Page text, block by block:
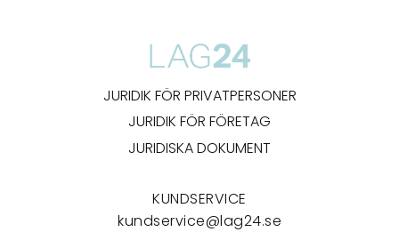
JURIDIK FÖR PRIVATPERSONER
JURIDIK FÖR FÖRETAG
JURIDISKA DOKUMENT
KUNDSERVICE
kundservice@lag24.se